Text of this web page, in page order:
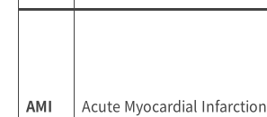
AMI Acute Myocardial Infarction